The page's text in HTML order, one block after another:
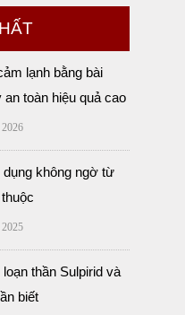
lạnh bằng bài
toàn hiệu quả cao
dụng không ngờ từ
thần Sulpirid và
biết